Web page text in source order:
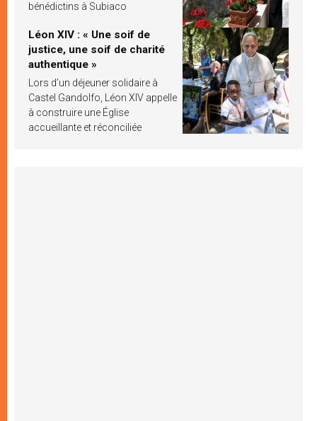
bénédictins à Subiaco
Léon XIV : « Une soif de
justice, une soif de charité
authentique »
Lors d’un déjeuner solidaire à
Castel Gandolfo, Léon XIV appelle
à construire une Église
accueillante et réconciliée